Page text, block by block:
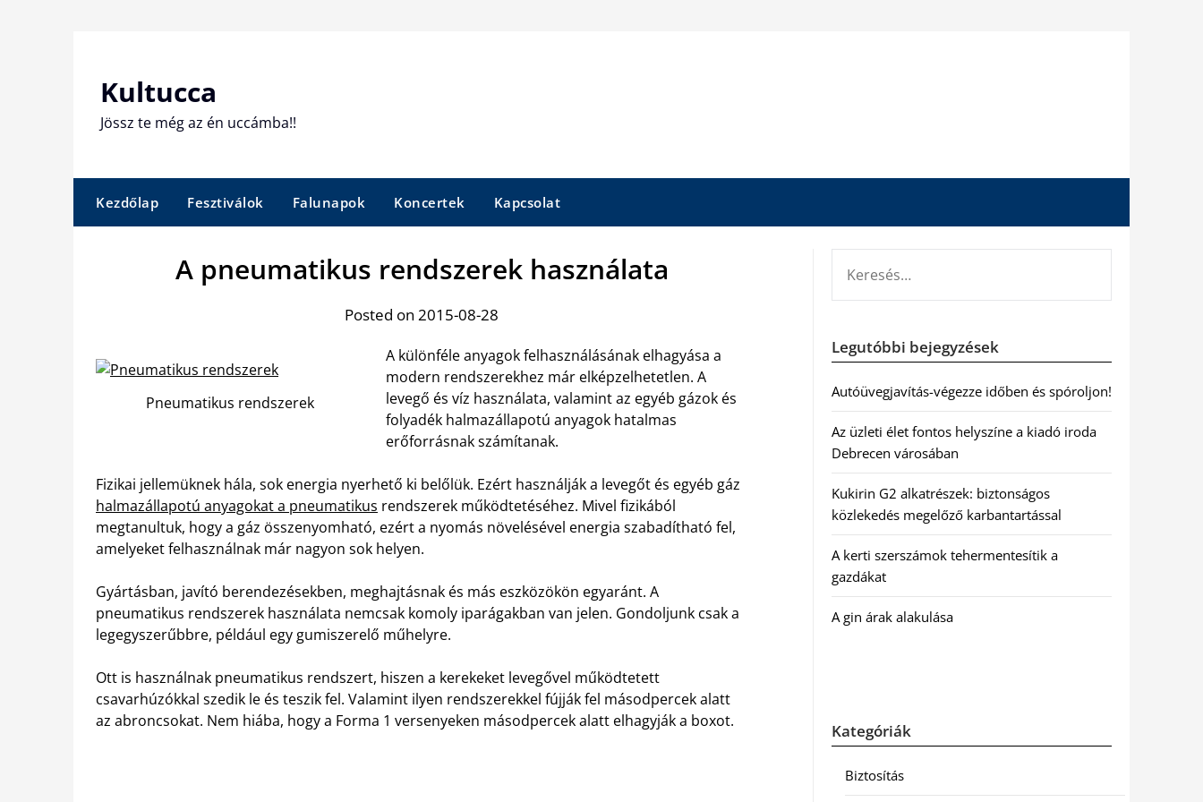
Kultucca
Jössz te még az én uccámba!!
Kezdőlap Fesztiválok Falunapok Koncertek Kapcsolat
A pneumatikus rendszerek használata
Posted on 2015-08-28
Pneumatikus rendszerek
A különféle anyagok felhasználásának elhagyása a
modern rendszerekhez már elképzelhetetlen. A
levegő és víz használata, valamint az egyéb gázok és
folyadék halmazállapotú anyagok hatalmas
erőforrásnak számítanak.
Fizikai jellemüknek hála, sok energia nyerhető ki belőlük. Ezért használják a levegőt és egyéb gáz
halmazállapotú anyagokat a pneumatikus rendszerek működtetéséhez. Mivel fizikából
megtanultuk, hogy a gáz összenyomható, ezért a nyomás növelésével energia szabadítható fel,
amelyeket felhasználnak már nagyon sok helyen.
Gyártásban, javító berendezésekben, meghajtásnak és más eszközökön egyaránt. A
pneumatikus rendszerek használata nemcsak komoly iparágakban van jelen. Gondoljunk csak a
legegyszerűbbre, például egy gumiszerelő műhelyre.
Ott is használnak pneumatikus rendszert, hiszen a kerekeket levegővel működtetett
csavarhúzókkal szedik le és teszik fel. Valamint ilyen rendszerekkel fújják fel másodpercek alatt
az abroncsokat. Nem hiába, hogy a Forma 1 versenyeken másodpercek alatt elhagyják a boxot.
Legutóbbi bejegyzések
Autóüvegjavítás-végezze időben és spóroljon!
Az üzleti élet fontos helyszíne a kiadó iroda
Debrecen városában
Kukirin G2 alkatrészek: biztonságos
közlekedés megelőző karbantartással
A kerti szerszámok tehermentesítik a
gazdákat
A gin árak alakulása
Kategóriák
Biztosítás